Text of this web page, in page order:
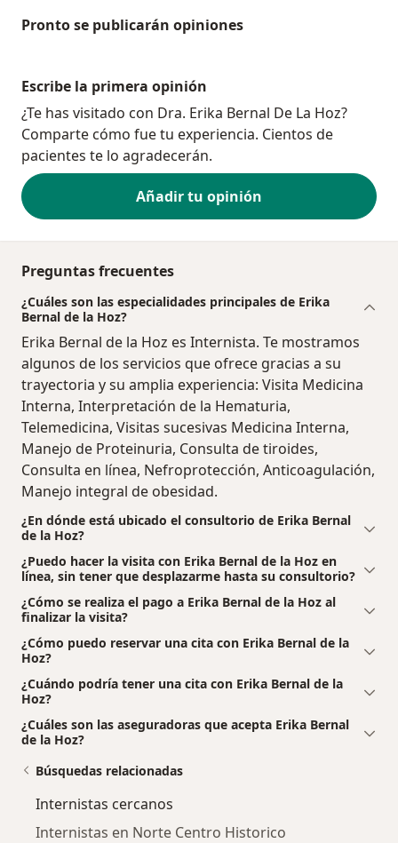
Pronto se publicarán opiniones
Escribe la primera opinión
¿Te has visitado con Dra. Erika Bernal De La Hoz?
Comparte cómo fue tu experiencia. Cientos de
pacientes te lo agradecerán.
Añadir tu opinión
Preguntas frecuentes
¿Cuáles son las especialidades principales de Erika
Bernal de la Hoz?
Erika Bernal de la Hoz es Internista. Te mostramos
algunos de los servicios que ofrece gracias a su
trayectoria y su amplia experiencia: Visita Medicina
Interna, Interpretación de la Hematuria,
Telemedicina, Visitas sucesivas Medicina Interna,
Manejo de Proteinuria, Consulta de tiroides,
Consulta en línea, Nefroprotección, Anticoagulación,
Manejo integral de obesidad.
¿En dónde está ubicado el consultorio de Erika Bernal
de la Hoz?
¿Puedo hacer la visita con Erika Bernal de la Hoz en
línea, sin tener que desplazarme hasta su consultorio?
¿Cómo se realiza el pago a Erika Bernal de la Hoz al
finalizar la visita?
¿Cómo puedo reservar una cita con Erika Bernal de la
Hoz?
¿Cuándo podría tener una cita con Erika Bernal de la
Hoz?
¿Cuáles son las aseguradoras que acepta Erika Bernal
de la Hoz?
Búsquedas relacionadas
Internistas cercanos
Internistas en Norte Centro Historico